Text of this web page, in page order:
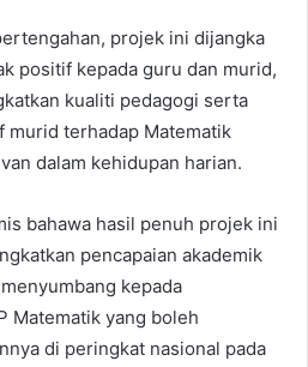
projek ini dijangka
positif kepada guru dan murid,
kualiti pedagogi serta
terhadap Matematik
dalam kehidupan harian.
bahawa hasil penuh projek ini
pencapaian akademik
kepada
Matematik yang boleh
di peringkat nasional pada